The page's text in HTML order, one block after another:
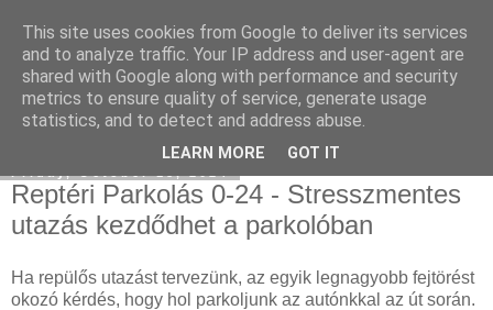
Facebook online marketing
Reptéri Parkolás 0-24 - Stresszmentes
utazás kezdődhet a parkolóban
Ha repülős utazást tervezünk, az egyik legnagyobb fejtörést
okozó kérdés, hogy hol parkoljunk az autónkkal az út során.
This site uses cookies from Google to deliver its services
and to analyze traffic. Your IP address and user-agent are
shared with Google along with performance and security
metrics to ensure quality of service, generate usage
statistics, and to detect and address abuse.
LEARN MORE GOT IT